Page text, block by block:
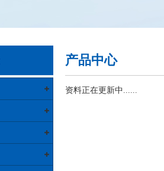
产品中心
资料正在更新中......